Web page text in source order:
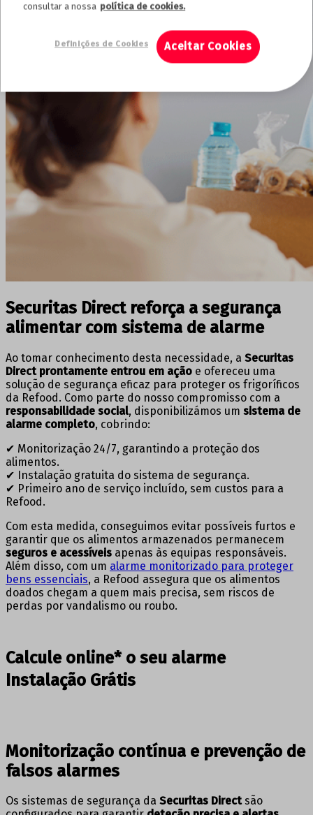
Securitas Direct reforça a segurança
alimentar com sistema de alarme
Ao tomar conhecimento desta necessidade, a Securitas
Direct prontamente entrou em ação e ofereceu uma
solução de segurança eficaz para proteger os frigoríficos
da Refood. Como parte do nosso compromisso com a
responsabilidade social, disponibilizámos um sistema de
alarme completo, cobrindo:
✔ Monitorização 24/7, garantindo a proteção dos
alimentos.
✔ Instalação gratuita do sistema de segurança.
✔ Primeiro ano de serviço incluído, sem custos para a
Refood.
Com esta medida, conseguimos evitar possíveis furtos e
garantir que os alimentos armazenados permanecem
seguros e acessíveis apenas às equipas responsáveis.
Além disso, com um alarme monitorizado para proteger
bens essenciais, a Refood assegura que os alimentos
doados chegam a quem mais precisa, sem riscos de
perdas por vandalismo ou roubo.
Calcule online* o seu alarme
Instalação Grátis
Monitorização contínua e prevenção de
falsos alarmes
Os sistemas de segurança da Securitas Directsão
consultar a nossa política de cookies.
Aceitar Cookies
Definições de Cookies